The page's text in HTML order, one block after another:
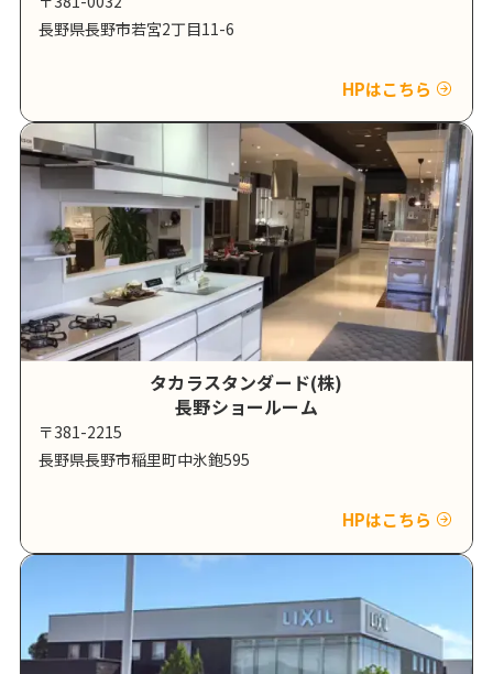
長野県長野市若宮2丁目11-6
HPはこちら
タカラスタンダード(株)
長野ショールーム
〒381-2215
長野県長野市稲里町中氷鉋595
HPはこちら